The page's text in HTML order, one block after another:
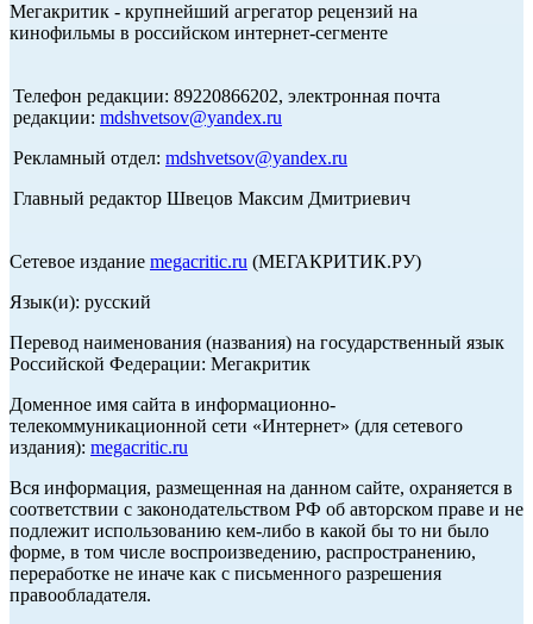
Мегакритик - крупнейший агрегатор рецензий на
кинофильмы в российском интернет-сегменте
Телефон редакции: 89220866202, электронная почта
редакции: mdshvetsov@yandex.ru
Рекламный отдел: mdshvetsov@yandex.ru
Главный редактор Швецов Максим Дмитриевич
Сетевое издание megacritic.ru (МЕГАКРИТИК.РУ)
Язык(и): русский
Перевод наименования (названия) на государственный язык
Российской Федерации: Мегакритик
Доменное имя сайта в информационно-
телекоммуникационной сети «Интернет» (для сетевого
издания): megacritic.ru
Вся информация, размещенная на данном сайте, охраняется в
соответствии с законодательством РФ об авторском праве и не
подлежит использованию кем-либо в какой бы то ни было
форме, в том числе воспроизведению, распространению,
переработке не иначе как с письменного разрешения
правообладателя.